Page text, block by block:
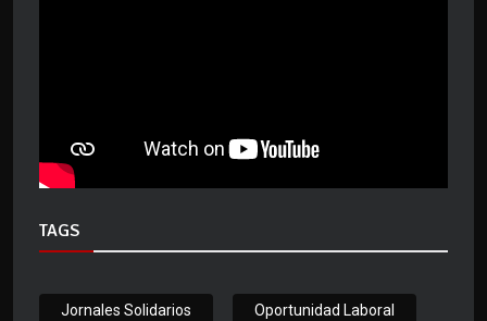
TAGS
Jornales Solidarios Oportunidad Laboral